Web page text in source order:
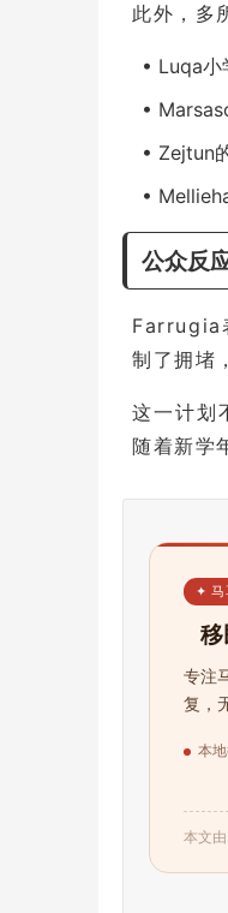
此外，多
• Luqa小
•
• Zejtun
•
公众反
Farrugia
制了拥堵
这一计划
随着新学
✦ 马
专注
复，
本
本文由